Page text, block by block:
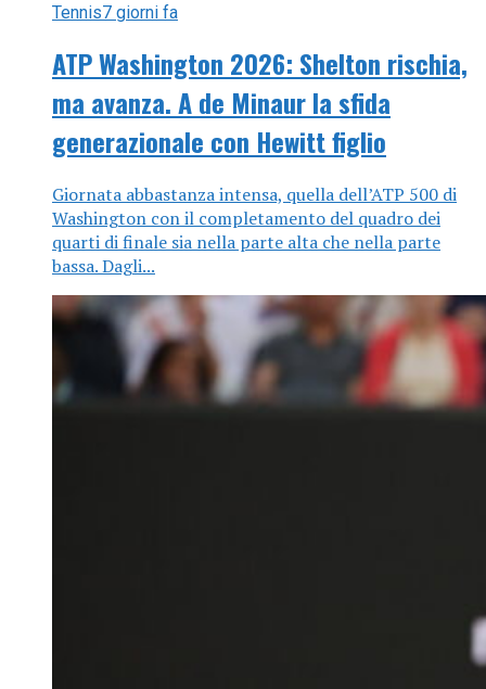
Tennis7 giorni fa
ATP Washington 2026: Shelton rischia,
ma avanza. A de Minaur la sfida
generazionale con Hewitt figlio
Giornata abbastanza intensa, quella dell’ATP 500 di
Washington con il completamento del quadro dei
quarti di finale sia nella parte alta che nella parte
bassa. Dagli...